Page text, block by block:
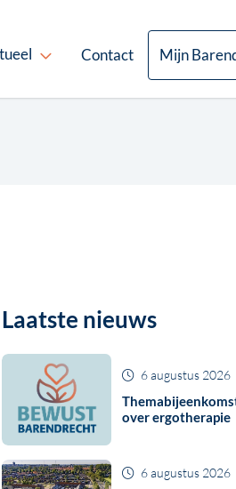
Contact Mijn
Laatste nieuws
over ergotherapie
6 augustus 2026
6 augustus 2026